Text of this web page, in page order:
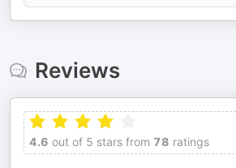
Reviews
4.6 out of 5 stars from 78 ratings